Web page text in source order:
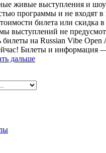
живые выступления и
программы и не входят в
билета или скидка в
выступлений не
на Russian Vibe Open
Билеты и информация
дальше